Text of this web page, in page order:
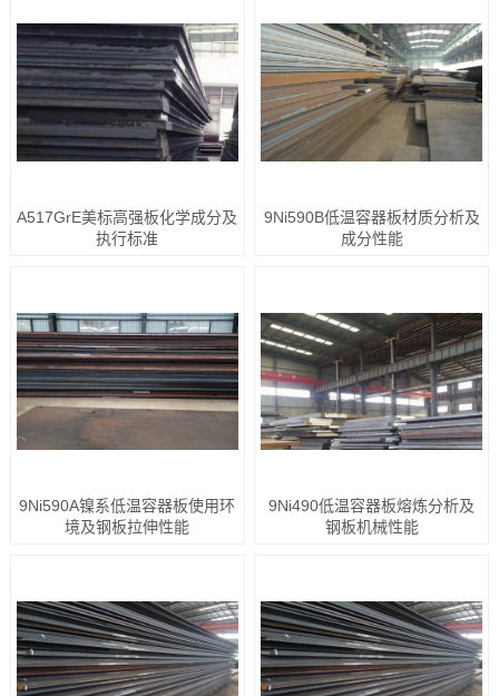
A517GrE美标高强板化学成分及
执行标准
9Ni590B低温容器板材质分析及
成分性能
9Ni590A镍系低温容器板使用环
境及钢板拉伸性能
9Ni490低温容器板熔炼分析及
钢板机械性能